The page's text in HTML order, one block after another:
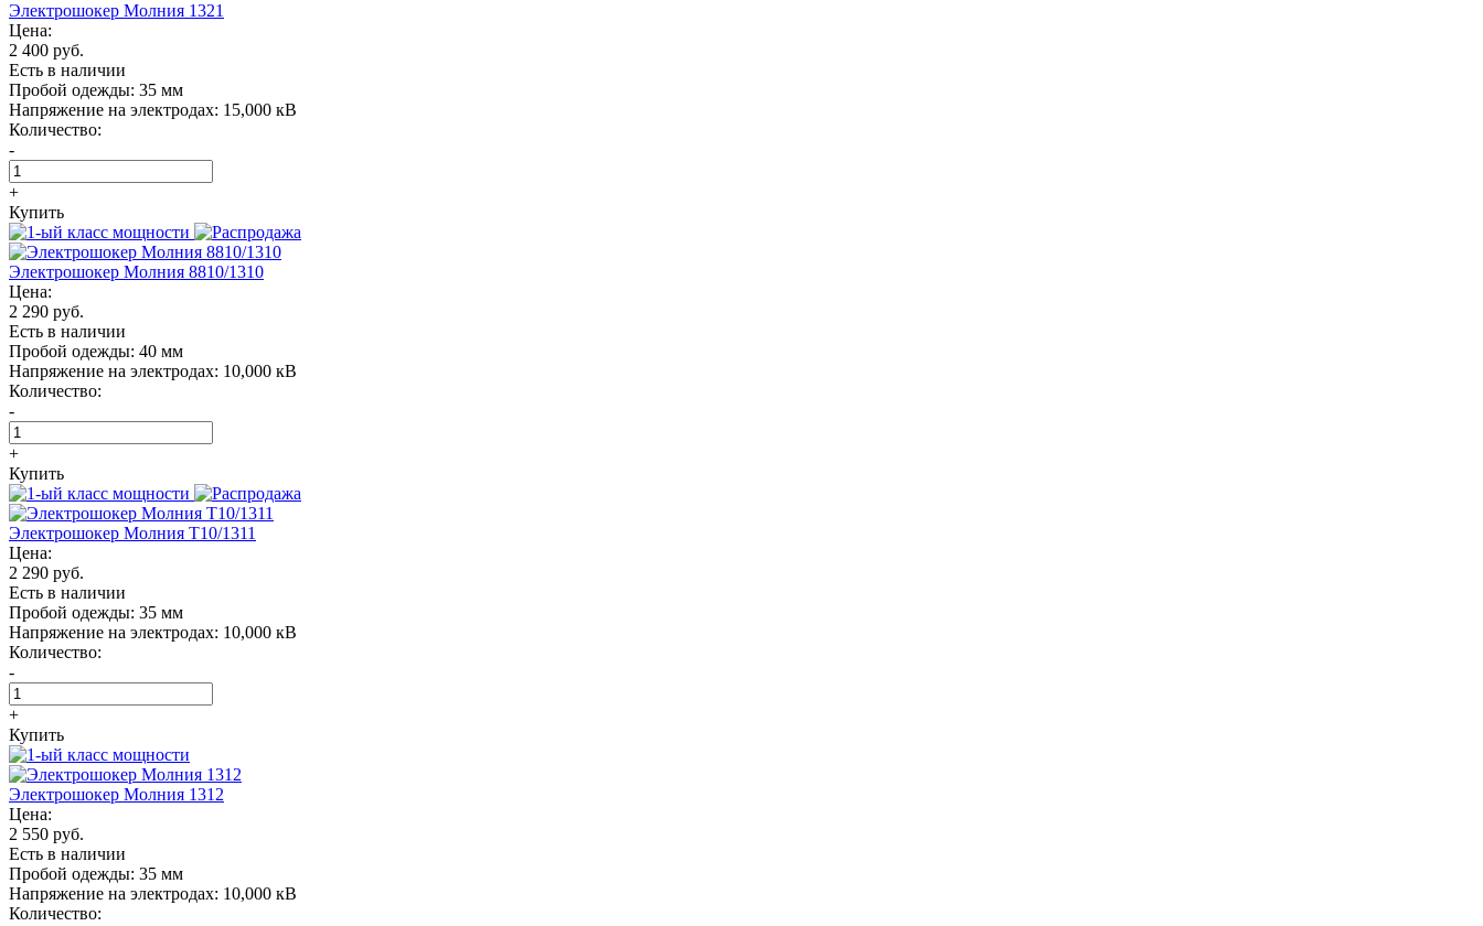
Электрошокер Молния 1321
Цена:
2 400 руб.
Есть в наличии
Пробой одежды: 35 мм
Напряжение на электродах: 15,000 кВ
Количество:
-
+
Купить
Электрошокер Молния 8810/1310
Цена:
2 290 руб.
Есть в наличии
Пробой одежды: 40 мм
Напряжение на электродах: 10,000 кВ
Количество:
-
+
Купить
Электрошокер Молния T10/1311
Цена:
2 290 руб.
Есть в наличии
Пробой одежды: 35 мм
Напряжение на электродах: 10,000 кВ
Количество:
-
+
Купить
Электрошокер Молния 1312
Цена:
2 550 руб.
Есть в наличии
Пробой одежды: 35 мм
Напряжение на электродах: 10,000 кВ
Количество: